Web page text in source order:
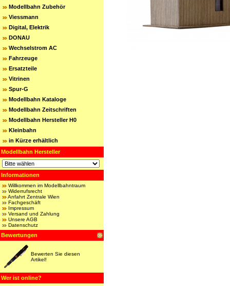
Modellbahn Zubehör
Viessmann
Digital, Elektrik
DONAU
Wechselstrom AC
Fahrzeuge
Ersatzteile
Vitrinen
Spur-G
Modellbahn Kataloge
Modellbahn Zeitschriften
Modellbahn Hersteller H0
Kleinbahn
in Kürze erhältlich
Modellbahn Hersteller
Informationen
Willkommen im Modellbahntraum
Widerrufsrecht
Anfahrt Zentrale Wien
Fachgeschäft
Impressum
Versand und Zahlung
Unsere AGB
Datenschutz
Bewertungen
Bewerten Sie diesen
Artikel!
Wer ist online?